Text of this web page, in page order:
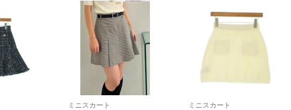
ミニスカート ミニスカート